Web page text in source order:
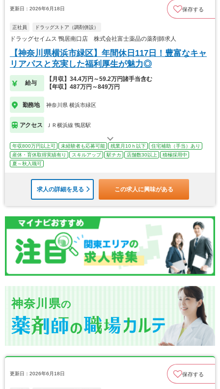
更新日：2026年6月18日 保存する
正社員 ドラッグストア（調剤併設）
ドラッグセイムス 鴨居南口店 株式会社富士薬品の薬剤師求人
【神奈川県横浜市緑区】年間休日117日！豊富なキャ
リアパスと充実した福利厚生が魅力◎
給与
【月収】34.4万円～59.2万円諸手当含む
【年収】487万円～849万円
勤務地 神奈川県 横浜市緑区
アクセス ＪＲ横浜線 鴨居駅
年収800万円以上可 未経験者も応募可能 残業月10ｈ以下
住宅補助（手当）あり
産休・育休取得実績有り
スキルアップ 駅チカ 店舗数30以上
積極採用中
夏～秋入職可
求人の詳細を見る この求人に興味がある
神奈川県の
更新日：2026年6月18日 保存する